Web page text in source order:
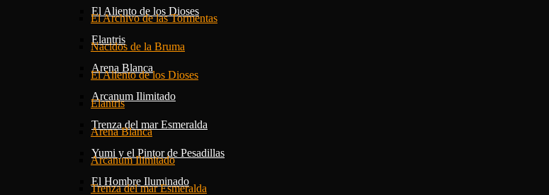
El Aliento de los Dioses
Elantris
Arena Blanca
Arcanum Ilimitado
Trenza del mar Esmeralda
Yumi y el Pintor de Pesadillas
El Hombre Iluminado
El Archivo de las Tormentas
Nacidos de la Bruma
El Aliento de los Dioses
Elantris
Arena Blanca
Arcanum Ilimitado
Trenza del mar Esmeralda